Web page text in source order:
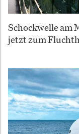
Schockwelle am
jetzt zum